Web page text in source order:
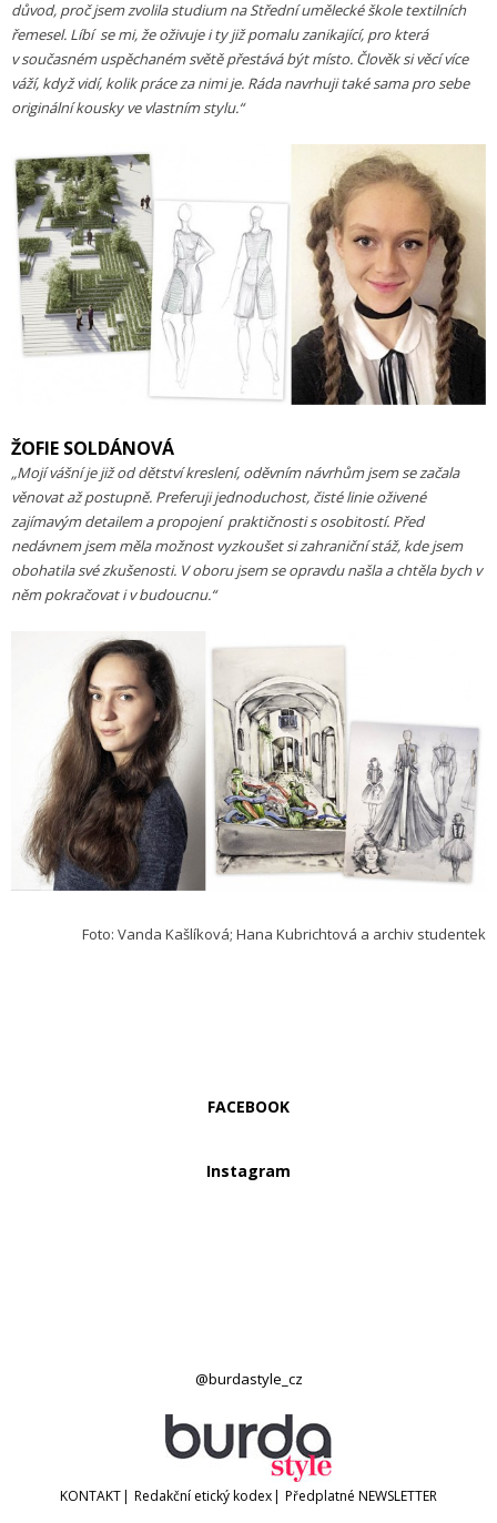
důvod, proč jsem zvolila studium na Střední umělecké škole textilních
řemesel. Líbíse mi, že oživuje i ty již pomalu zanikající, pro která
v současném uspěchaném světě přestává být místo. Člověk si věcí více
váží, když vidí, kolik práce za nimi je. Ráda navrhuji také sama pro sebe
originální kousky ve vlastním stylu.“
ŽOFIE SOLDÁNOVÁ
„Mojí vášní je již od dětství kreslení, oděvním návrhům jsem se začala
věnovat až postupně. Preferuji jednoduchost, čisté linie oživené
zajímavým detailem a propojení praktičnosti s osobitostí. Před
nedávnem jsem měla možnost vyzkoušet si zahraniční stáž, kde jsem
obohatila své zkušenosti. V oboru jsem se opravdu našla a chtěla bych v
něm pokračovat i v budoucnu.“
Foto: Vanda Kašlíková; Hana Kubrichtová a archiv studentek
FACEBOOK
Instagram
@burdastyle_cz
KONTAKT| Redakční etický kodex| Předplatné NEWSLETTER